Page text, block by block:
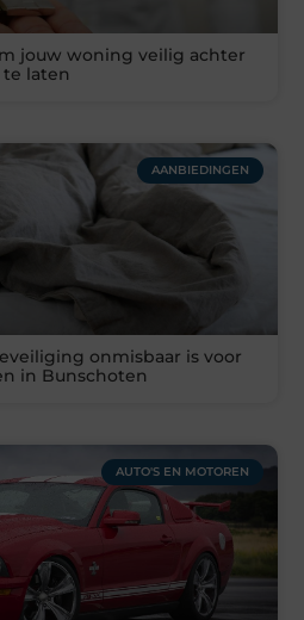
jouw woning veilig achter
te laten
AANBIEDINGEN
onmisbaar is voor
in Bunschoten
AUTO'S EN MOTOREN